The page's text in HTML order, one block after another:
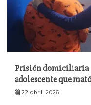
Prisión domiciliaria
adolescente que
22 abril, 2026